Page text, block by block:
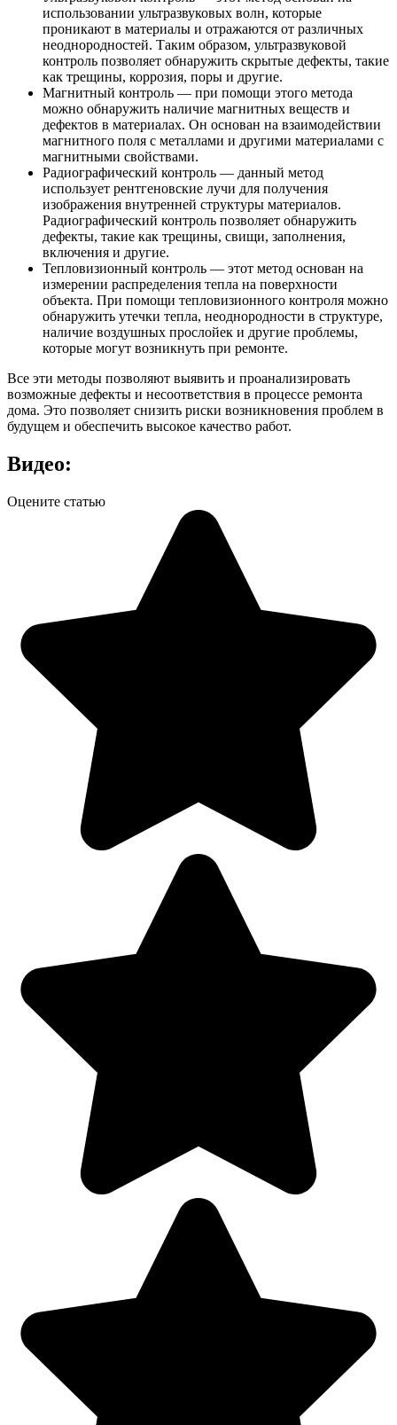
использовании ультразвуковых волн, которые
проникают в материалы и отражаются от различных
неоднородностей. Таким образом, ультразвуковой
контроль позволяет обнаружить скрытые дефекты, такие
как трещины, коррозия, поры и другие.
Магнитный контроль — при помощи этого метода
можно обнаружить наличие магнитных веществ и
дефектов в материалах. Он основан на взаимодействии
магнитного поля с металлами и другими материалами с
магнитными свойствами.
Радиографический контроль — данный метод
использует рентгеновские лучи для получения
изображения внутренней структуры материалов.
Радиографический контроль позволяет обнаружить
дефекты, такие как трещины, свищи, заполнения,
включения и другие.
Тепловизионный контроль — этот метод основан на
измерении распределения тепла на поверхности
объекта. При помощи тепловизионного контроля можно
обнаружить утечки тепла, неоднородности в структуре,
наличие воздушных прослойек и другие проблемы,
которые могут возникнуть при ремонте.
Все эти методы позволяют выявить и проанализировать
возможные дефекты и несоответствия в процессе ремонта
дома. Это позволяет снизить риски возникновения проблем в
будущем и обеспечить высокое качество работ.
Видео:
Оцените статью